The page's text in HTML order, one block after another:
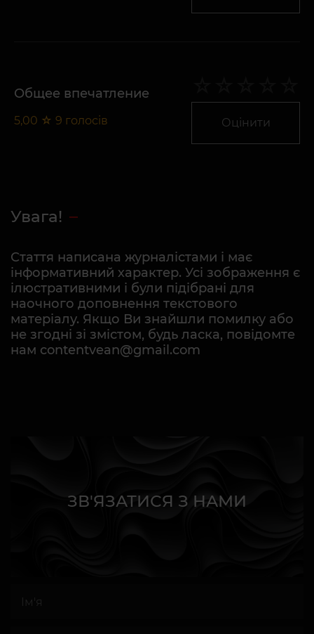
Общее впечатление
5,00 ☆ 9 голосів Оцінити
Увага!
Стаття написана журналістами і має
інформативний характер. Усі зображення є
ілюстративними і були підібрані для
наочного доповнення текстового
матеріалу. Якщо Ви знайшли помилку або
не згодні зі змістом, будь ласка, повідомте
нам contentvean@gmail.com
ЗВ'ЯЗАТИСЯ З НАМИ